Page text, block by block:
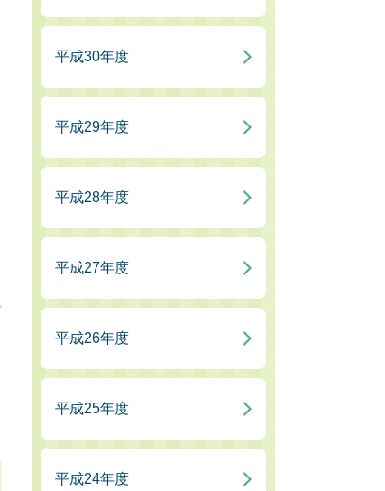
平成30年度
平成29年度
平成28年度
平成27年度
平成26年度
平成25年度
平成24年度